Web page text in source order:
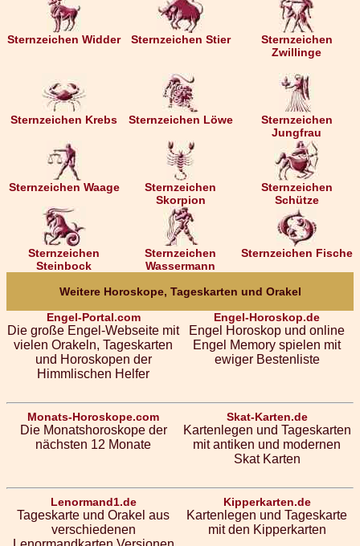
Sternzeichen Widder Sternzeichen Stier
Sternzeichen
Zwillinge
Sternzeichen Krebs Sternzeichen Löwe
Sternzeichen
Jungfrau
Sternzeichen Waage
Sternzeichen
Skorpion
Sternzeichen
Schütze
Sternzeichen
Steinbock
Sternzeichen
Wassermann
Sternzeichen Fische
Weitere Horoskope, Tageskarten und Orakel
Engel-Portal.com
Die große Engel-Webseite mit
vielen Orakeln, Tageskarten
und Horoskopen der
Himmlischen Helfer
Engel-Horoskop.de
Engel Horoskop und online
Engel Memory spielen mit
ewiger Bestenliste
Monats-Horoskope.com
Die Monatshoroskope der
nächsten 12 Monate
Skat-Karten.de
Kartenlegen und Tageskarten
mit antiken und modernen
Skat Karten
Lenormand1.de
Tageskarte und Orakel aus
verschiedenen
Kipperkarten.de
Kartenlegen und Tageskarte
mit den Kipperkarten